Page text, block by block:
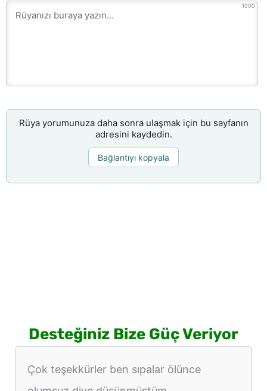
1000
Rüya yorumunuza daha sonra ulaşmak için bu sayfanın
adresini kaydedin.
Bağlantıyı kopyala
Desteğiniz Bize Güç Veriyor
Çok teşekkürler ben sıpalar ölünce